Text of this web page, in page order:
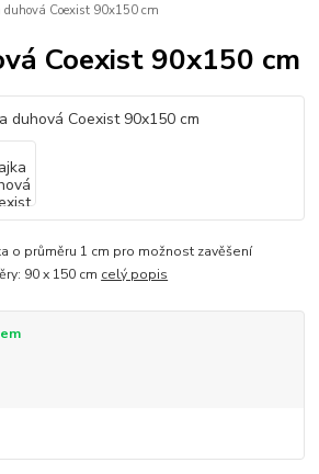
Coexist 90x150 cm
Coexist 90x150 cm
o průměru 1 cm pro možnost zavěšení
90 x 150 cm celý popis